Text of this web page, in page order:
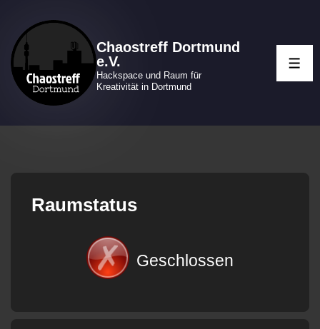
Inhalt
Chaostreff Dortmund
e.V.
Hackspace und Raum für
Kreativität in Dortmund
Raumstatus
Geschlossen